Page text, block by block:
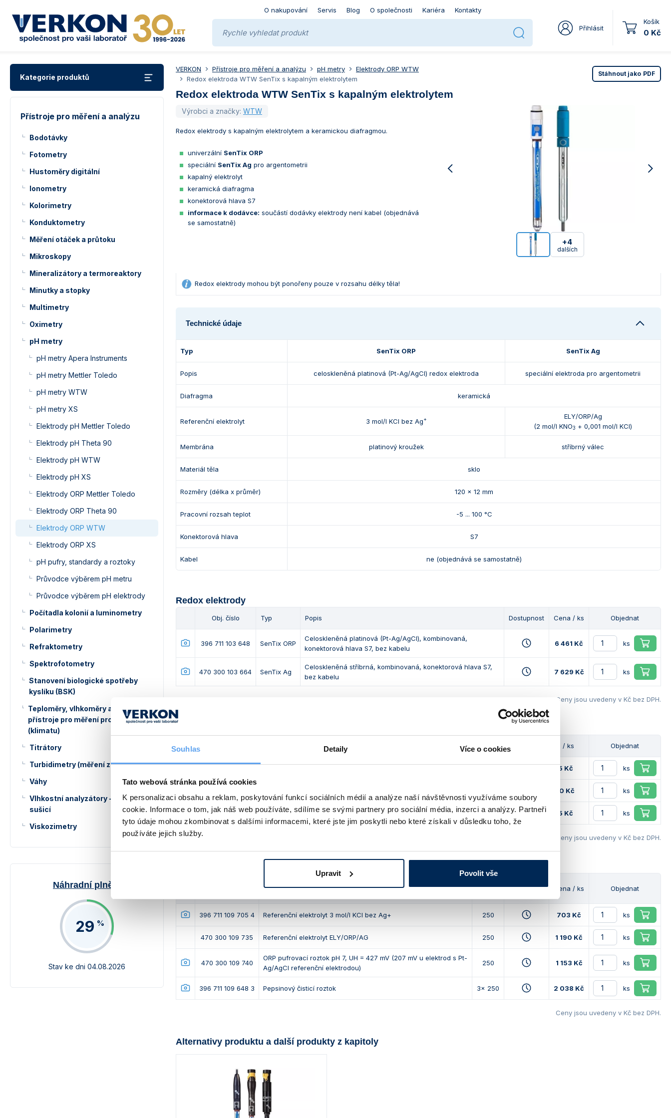
Souhlas Detaily Více o cookies
Tato webová stránka používá cookies
K personalizaci obsahu a reklam, poskytování funkcí sociálních médií a analýze naší návštěvnosti využíváme soubory
cookie. Informace o tom, jak náš web používáte, sdílíme se svými partnery pro sociální média, inzerci a analýzy. Partneři
tyto údaje mohou zkombinovat s dalšími informacemi, které jste jim poskytli nebo které získali v důsledku toho, že
používáte jejich služby.
Upravit Povolit vše
O nakupování Servis Blog O společnosti Kariéra Kontakty
Přihlásit
Košík
0 Kč
Kategorie produktů
Přístroje pro měření a analýzu
Bodotávky
Fotometry
Hustoměry digitální
Ionometry
Kolorimetry
Konduktometry
Měření otáček a průtoku
Mikroskopy
Mineralizátory a termoreaktory
Minutky a stopky
Multimetry
Oximetry
pH metry
pH metry Apera Instruments
pH metry Mettler Toledo
pH metry WTW
pH metry XS
Elektrody pH Mettler Toledo
Elektrody pH Theta 90
Elektrody pH WTW
Elektrody pH XS
Elektrody ORP Mettler Toledo
Elektrody ORP Theta 90
Elektrody ORP WTW
Elektrody ORP XS
pH pufry, standardy a roztoky
Průvodce výběrem pH metru
Průvodce výběrem pH elektrody
Počítadla kolonií a luminometry
Polarimetry
Refraktometry
Spektrofotometry
Stanovení biologické spotřeby
kyslíku (BSK)
Teploměry, vlhkoměry a další
přístroje pro měření prostředí
(klimatu)
Titrátory
Turbidimetry (měření zákalu)
Váhy
Vlhkostní analyzátory - váhy
sušicí
Viskozimetry
Náhradní plnění
29 %
Stav ke dni 04.08.2026
VERKON Přístroje pro měření a analýzu pH metry
Elektrody ORP WTW
Redox elektroda WTW SenTix s kapalným elektrolytem
Stáhnout jako PDF
Redox elektroda WTW SenTix s kapalným elektrolytem
+4
dalších
Výrobci a značky: WTW
Redox elektrody s kapalným elektrolytem a keramickou diafragmou.
univerzální SenTix ORP
speciální SenTix Ag pro argentometrii
kapalný elektrolyt
keramická diafragma
konektorová hlava S7
informace k dodávce: součástí dodávky elektrody není kabel (objednává
se samostatně)
Redox elektrody mohou být ponořeny pouze v rozsahu délky těla!
Technické údaje
Typ SenTix ORP SenTix Ag
Popis celoskleněná platinová (Pt-Ag/AgCl) redox elektroda speciální elektroda pro argentometrii
Diafragma keramická
Referenční elektrolyt 3 mol/l KCl bez Ag+
ELY/ORP/Ag
(2 mol/l KNO3 + 0,001 mol/l KCl)
Membrána platinový kroužek stříbrný válec
Materiál těla sklo
Rozměry (délka x průměr) 120 x 12 mm
Pracovní rozsah teplot -5 ... 100 °C
Konektorová hlava S7
Kabel ne (objednává se samostatně)
Redox elektrody
Obj. číslo Typ Popis Dostupnost Cena / ks Objednat
396 711 103 648 SenTix ORP
Celoskleněná platinová (Pt-Ag/AgCl), kombinovaná,
konektorová hlava S7, bez kabelu
6 461 Kč ks
470 300 103 664 SenTix Ag
Celoskleněná stříbrná, kombinovaná, konektorová hlava S7,
bez kabelu
7 629 Kč ks
Ceny jsou uvedeny v Kč bez DPH.
Dostupnost Cena / ks Objednat
1 375 Kč ks
2 050 Kč ks
396 711 108 114 Propojovací kabel S7/BNC, délka 1 m 1 475 Kč ks
Ceny jsou uvedeny v Kč bez DPH.
Popis Dostupnost Cena / ks Objednat
396 711 109 705 4 Referenční elektrolyt 3 mol/l KCl bez Ag+ 250 703 Kč ks
470 300 109 735 Referenční elektrolyt ELY/ORP/AG 250 1 190 Kč ks
470 300 109 740
ORP pufrovací roztok pH 7, UH = 427 mV (207 mV u elektrod s Pt-
Ag/AgCl referenční elektrodou)
250 1 153 Kč ks
396 711 109 648 3 Pepsinový čisticí roztok 3x 250 2 038 Kč ks
Ceny jsou uvedeny v Kč bez DPH.
Alternativy produktu a další produkty z kapitoly